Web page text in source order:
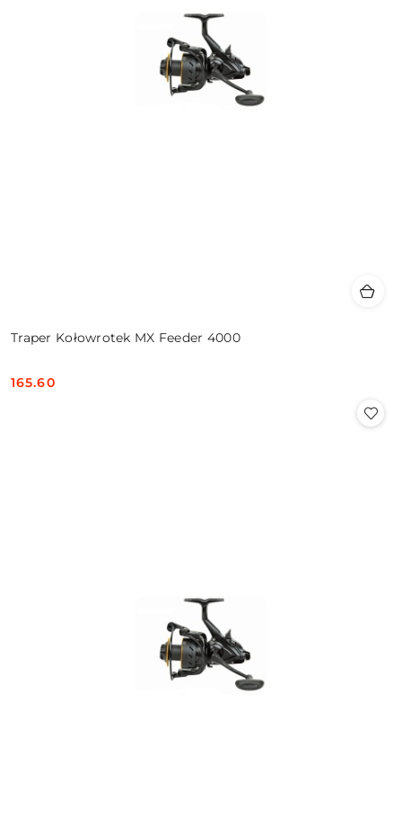
Traper Kołowrotek MX Feeder 4000
Cena:
165.60